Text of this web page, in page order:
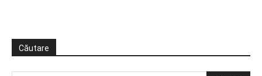
Căutare